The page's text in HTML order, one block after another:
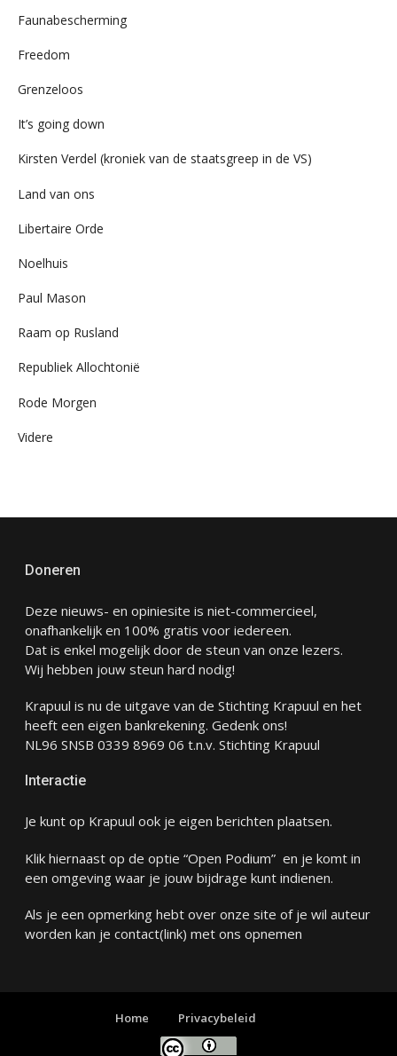
Faunabescherming
Freedom
Grenzeloos
It’s going down
Kirsten Verdel (kroniek van de staatsgreep in de VS)
Land van ons
Libertaire Orde
Noelhuis
Paul Mason
Raam op Rusland
Republiek Allochtonië
Rode Morgen
Videre
Doneren
Deze nieuws- en opiniesite is niet-commercieel,
onafhankelijk en 100% gratis voor iedereen.
Dat is enkel mogelijk door de steun van onze lezers.
Wij hebben jouw steun hard nodig!
Krapuul is nu de uitgave van de Stichting Krapuul en het
heeft een eigen bankrekening. Gedenk ons!
NL96 SNSB 0339 8969 06 t.n.v. Stichting Krapuul
Interactie
Je kunt op Krapuul ook je eigen berichten plaatsen.
Klik hiernaast op de optie “Open Podium” en je komt in
een omgeving waar je jouw bijdrage kunt indienen.
Als je een opmerking hebt over onze site of je wil auteur
worden kan je contact(link) met ons opnemen
Home Privacybeleid